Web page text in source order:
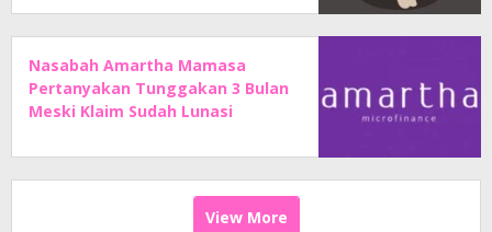
Nasabah Amartha Mamasa
Pertanyakan Tunggakan 3 Bulan
Meski Klaim Sudah Lunasi
View More